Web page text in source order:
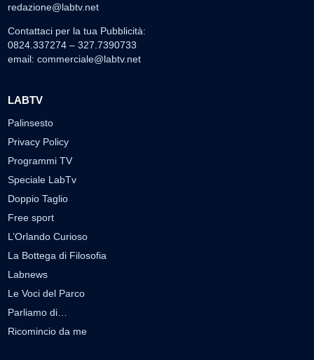
redazione@labtv.net
Contattaci per la tua Pubblicità:
0824.337274 – 327.7390733
email: commerciale@labtv.net
LABTV
Palinsesto
Privacy Policy
Programmi TV
Speciale LabTv
Doppio Taglio
Free sport
L’Orlando Curioso
La Bottega di Filosofia
Labnews
Le Voci del Parco
Parliamo di…
Ricomincio da me